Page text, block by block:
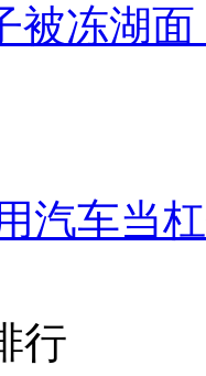
被冻湖
汽车当
行